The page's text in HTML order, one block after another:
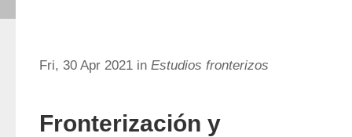
Fri, 30 Apr 2021 in Estudios fronterizos
Fronterización y